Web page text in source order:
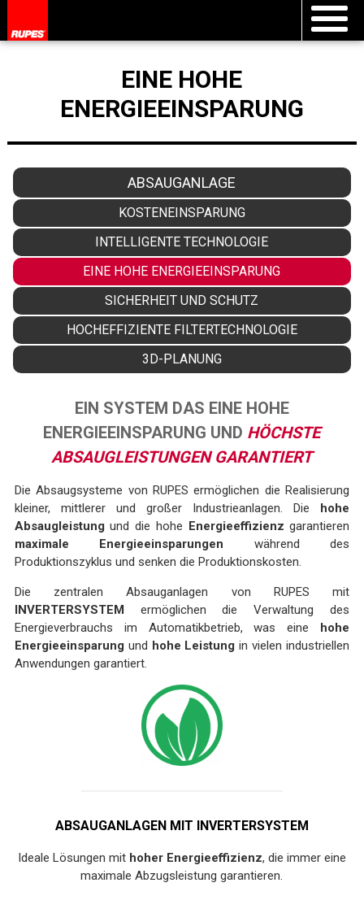
EINE HOHE
ENERGIEEINSPARUNG
ABSAUGANLAGE
KOSTENEINSPARUNG
INTELLIGENTE TECHNOLOGIE
EINE HOHE ENERGIEEINSPARUNG
SICHERHEIT UND SCHUTZ
HOCHEFFIZIENTE FILTERTECHNOLOGIE
3D-PLANUNG
EIN SYSTEM DAS EINE HOHE
ENERGIEEINSPARUNG UND HÖCHSTE
ABSAUGLEISTUNGEN GARANTIERT
Die Absaugsysteme von RUPES ermöglichen die Realisierung
kleiner, mittlerer und großer Industrieanlagen. Die hohe
Absaugleistung und die hohe Energieeffizienz garantieren
maximale Energieeinsparungen während des
Produktionszyklus und senken die Produktionskosten.
Die zentralen Absauganlagen von RUPES mit
INVERTERSYSTEM ermöglichen die Verwaltung des
Energieverbrauchs im Automatikbetrieb, was eine hohe
Energieeinsparung und hohe Leistung in vielen industriellen
Anwendungen garantiert.
ABSAUGANLAGEN MIT INVERTERSYSTEM
Ideale Lösungen mit hoher Energieeffizienz, die immer eine
maximale Abzugsleistung garantieren.